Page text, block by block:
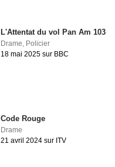
L'Attentat du vol Pan Am 103
Drame, Policier
18 mai 2025 sur BBC
Code Rouge
Drame
21 avril 2024 sur ITV